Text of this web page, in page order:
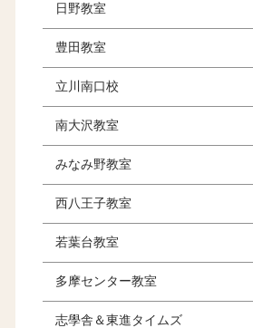
日野教室
豊田教室
立川南口校
南大沢教室
みなみ野教室
西八王子教室
若葉台教室
多摩センター教室
志學舎＆東進タイムズ